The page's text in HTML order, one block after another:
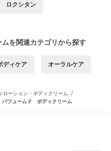
ロクシタン
を関連カテゴリから探す
ディケア オーラルケア
ローション・ボディクリーム /
フュームド ボディクリーム